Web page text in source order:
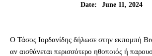
Date: June 11, 2024
Ο Τάσος Ιορδανίδης δήλωσε στην εκπομπή
αν αισθάνεται περισσότερο ηθοποιός ή